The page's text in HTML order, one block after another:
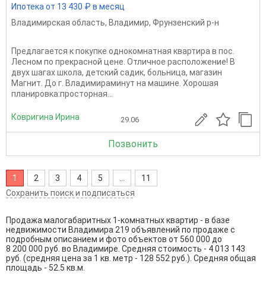
Ипотека от 13 430 ₽ в месяц
Владимирская область, Владимир, Фрунзенский р-н
Предлагается к покупке однокомнатная квартира в пос.
Лесном по прекрасной цене. Отличное расположение! В
двух шагах школа, детский садик, больница, магазин
Магнит. До г. Владимираминут на машине. Хорошая
планировка:просторная...
Ковригина Ирина 29.06
Позвонить
1 2 3 4 5
11
Сохранить поиск и подписаться
Продажа малогабаритных 1-комнатных квартир - в базе
недвижимости Владимира 219 объявлений по продаже с
подробным описанием и фото объектов от 560 000 до
8 200 000 руб. во Владимире. Средняя стоимость - 4 013 143
руб. (средняя цена за 1 кв. метр - 128 552 руб.). Средняя общая
площадь - 52.5 кв.м.